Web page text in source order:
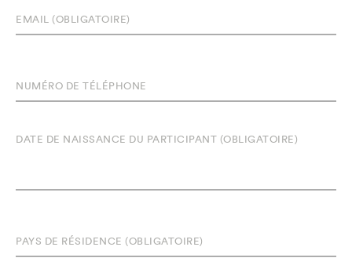
DATE DE NAISSANCE DU PARTICIPANT (OBLIGATOIRE)